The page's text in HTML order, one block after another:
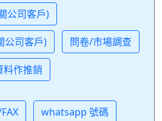
公司客戶)
公司客戶) 問卷/市場調查
料作推銷
whatsapp 號碼